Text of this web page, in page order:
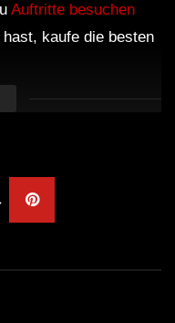
Auftritte besuchen
kaufe die besten